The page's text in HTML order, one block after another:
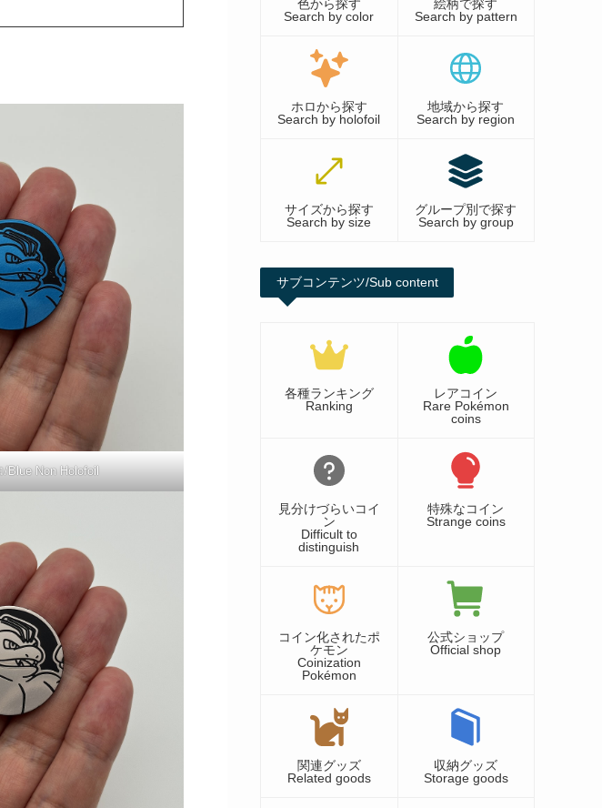
/Blue Non Holofoil
色から探す
Search by color
絵柄で探す
Search by pattern
ホロから探す
Search by holofoil
地域から探す
Search by region
サイズから探す
Search by size
グループ別で探す
Search by group
サブコンテンツ/Sub content
各種ランキング
Ranking
レアコイン
Rare Pokémon
coins
見分けづらいコイ
ン
Difficult to
distinguish
特殊なコイン
Strange coins
コイン化されたポ
ケモン
Coinization
Pokémon
公式ショップ
Official shop
関連グッズ
Related goods
収納グッズ
Storage goods